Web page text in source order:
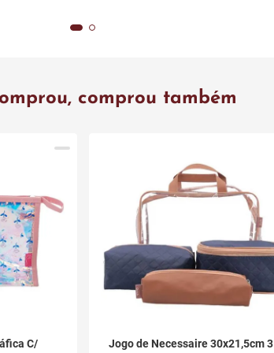
comprou também
C/
Jogo de Necessaire 30x21,5cm 3